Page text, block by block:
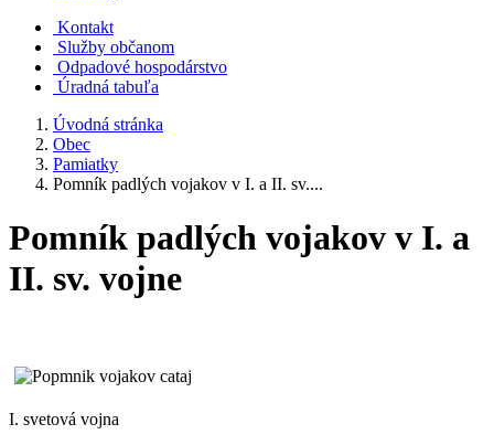
Kontakt
Služby občanom
Odpadové hospodárstvo
Úradná tabuľa
Úvodná stránka
Obec
Pamiatky
Pomník padlých vojakov v I. a II. sv....
Pomník padlých vojakov v I. a
II. sv. vojne
I. svetová vojna